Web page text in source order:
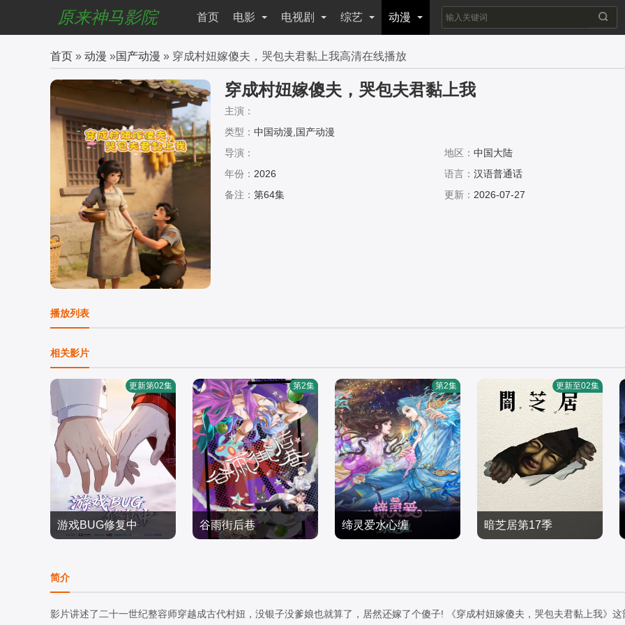
原来神马影院 首页 电影 电视剧 综艺 动漫
首页 » 动漫 »国产动漫 » 穿成村妞嫁傻夫，哭包夫君黏上我高清在线播放
穿成村妞嫁傻夫，哭包夫君黏上我
主演：
类型： 中国动漫,国产动漫
导演：
地区： 中国大陆
年份： 2026 语言： 汉语普通话
备注： 第64集 更新： 2026-07-27
播放列表
相关影片
游戏BUG修复中
国产动漫
2026/中国大陆
更新第02集
谷雨街后巷
2026/中国大陆
第2集
缔灵爱水心缠
桥,刘知否,林柏青,陆庚宜,
图特哈蒙,金琪
2026/中国大陆
第2集
暗芝居第17季
新纳敏正,三宅美羽,中村
朱里,山根馅,五郎丸莉菜,
2026/日本
更新至02集
简介
影片讲述了二十一世纪整容师穿越成古代村妞，没银子没爹娘也就算了，居然还嫁了个傻子! 《穿成村妞嫁傻夫，哭包夫君黏上我》